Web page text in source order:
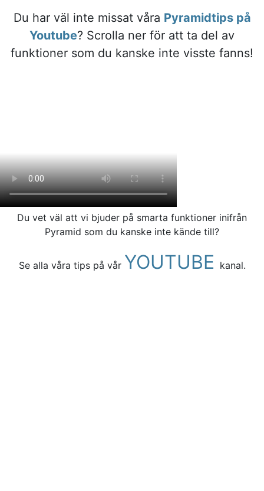
Du har väl inte missat våra Pyramidtips på
Youtube? Scrolla ner för att ta del av
funktioner som du kanske inte visste fanns!
Du vet väl att vi bjuder på smarta funktioner inifrån
Pyramid som du kanske inte kände till?
Se alla våra tips på vår YOUTUBE kanal.